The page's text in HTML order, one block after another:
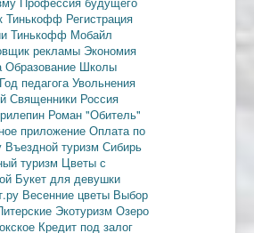
Тинькофф Регистрация
Тинькофф Мобайл
рекламы Экономия
Образование Школы
Год педагога Увольнения
Священники Россия
Роман "Обитель"
приложение Оплата по
Въездной туризм Сибирь
туризм Цветы с
Букет для девушки
Весенние цветы Выбор
Экотуризм Озеро
Кредит под залог